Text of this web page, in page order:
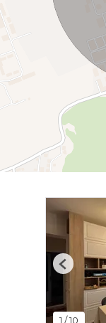
1 /10
Previous